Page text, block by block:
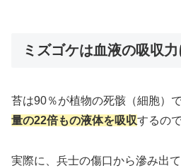
ミズゴケは血液の吸収
苔は90％が植物の死骸（細胞）
量の22倍もの液体を吸収するので
実際に、兵士の傷口から滲み出